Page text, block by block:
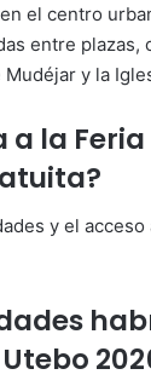
el centro
entre plazas,
y la
a la
y el